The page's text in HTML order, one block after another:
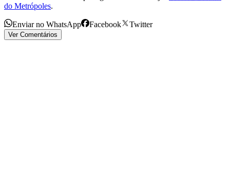
do Metrópoles.
Enviar no WhatsApp Facebook Twitter
Ver Comentários